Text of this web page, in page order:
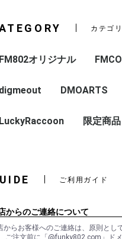
カテゴリ
FM802オリジナル
digmeout
HOP ART
アートグッズ
digmeout CATS
DMOARTS
LuckyRaccoon 限定商品
ご利用ガイド
からのご連絡について
からお客様へのご連絡は、原則とし
ご注文前に「@funky802.com」ド